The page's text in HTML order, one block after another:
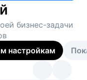
бизнес-задачи
настройкам